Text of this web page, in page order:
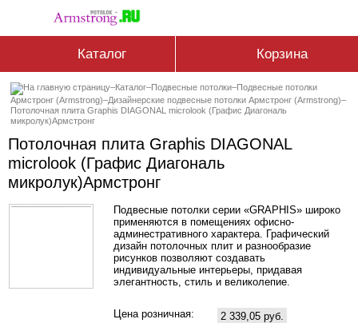
Каталог Корзина
–Каталог–Подвесные потолки–Подвесные потолки
Армстронг (Armstrong)–Дизайнерские подвесные потолки Армстронг (Armstrong)–
Потолочная плита Graphis DIAGONAL microlook (Графис Диагональ
микролук)Армстронг
Потолочная плита Graphis DIAGONAL
microlook (Графис Диагональ
микролук)Армстронг
Подвесные потолки серии «GRAPHIS» широко
применяются в помещениях офисно-
админестративного характера. Графический
дизайн потолочных плит и разнообразие
рисунков позволяют создавать
индивидуальные интерьеры, придавая
элегантность, стиль и великолепие.
Цена розничная:
2 339,05 руб.